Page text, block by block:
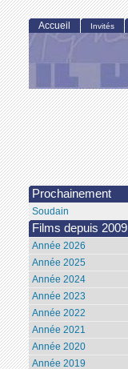
Accueil Invités
Prochainement
Soudain
Films depuis 2009
Année 2026
Année 2025
Année 2024
Année 2023
Année 2022
Année 2021
Année 2020
Année 2019